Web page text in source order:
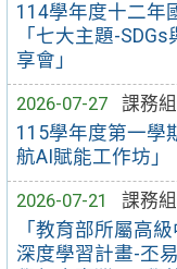
114學年度十二年
「七大主題-
享會」
2026-07-27
課務組
115學年度第一學
航AI賦能工作坊」
2026-07-21
課務組
「教育部所屬高
深度學習計畫-丕